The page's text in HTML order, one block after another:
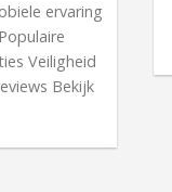
ervaring
Veiligheid
Bekijk